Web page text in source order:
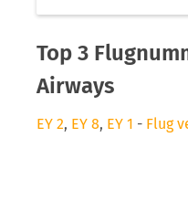
Top 3
Airways
EY 2, EY 8, EY 1 - Flug